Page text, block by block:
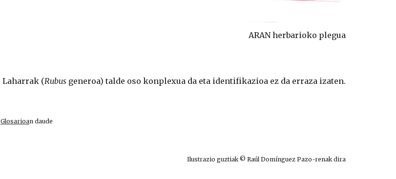
ARAN herbarioko plegua
Laharrak (Rubus generoa) talde oso konplexua da eta identifikazioa ez da erraza izaten.
Glosarioan daude
Ilustrazio guztiak © Raúl Domínguez Pazo-renak dira